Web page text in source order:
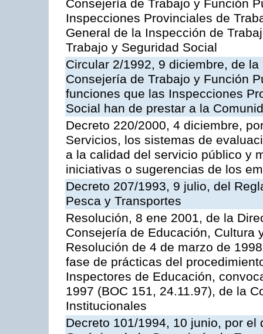
Consejería de Trabajo y Función
Inspecciones Provinciales de
General de la Inspección de
Trabajo y Seguridad Social
Circular 2/1992, 9 diciembre, de
Consejería de Trabajo y Función
funciones que las Inspecciones
Social han de prestar a la
Decreto 220/2000, 4 diciembre,
Servicios, los sistemas de
a la calidad del servicio público y
iniciativas o sugerencias de los
Decreto 207/1993, 9 julio, del
Pesca y Transportes
Resolución, 8 ene 2001, de la
Consejería de Educación, Cultura
Resolución de 4 de marzo de
fase de prácticas del
Inspectores de Educación,
1997 (BOC 151, 24.11.97), de la
Institucionales
Decreto 101/1994, 10 junio, por